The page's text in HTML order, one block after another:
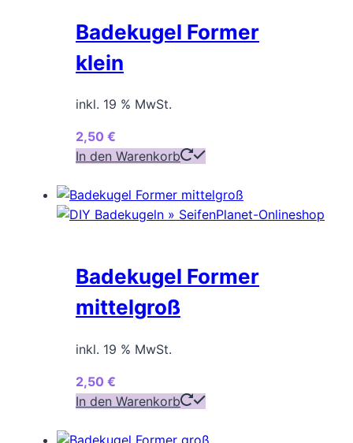
Badekugel Former
klein
inkl. 19 % MwSt.
2,50 €
In den Warenkorb
Badekugel Former
mittelgroß
inkl. 19 % MwSt.
2,50 €
In den Warenkorb